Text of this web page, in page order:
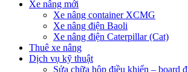
Xe nâng mới
Xe nâng container XCMG
Xe nâng điện Baoli
Xe nâng điện Caterpillar (Cat)
Thuê xe nâng
Dịch vụ kỹ thuật
Sửa chữa hộp điều khiển – board